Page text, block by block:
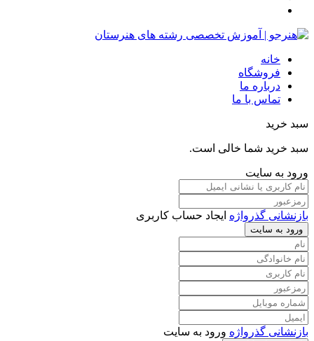
خانه
فروشگاه
درباره ما
تماس با ما
سبد خرید
سبد خرید شما خالی است.
ورود به سایت
بازنشانی گذرواژه ایجاد حساب کاربری
ورود به سایت
بازنشانی گذرواژه ورود به سایت